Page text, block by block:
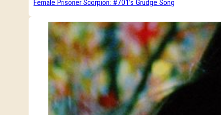
Female Prisoner Scorpion: #701’s Grudge Song